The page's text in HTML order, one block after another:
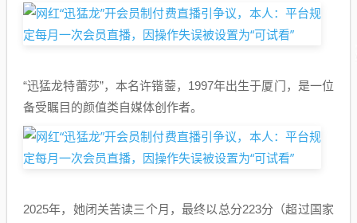
“迅猛龙特蕾莎”，本名许锴蓥，1997年出生于厦门，是一位
备受瞩目的颜值类自媒体创作者。
2025年，她闭关苦读三个月，最终以总分223分（超过国家